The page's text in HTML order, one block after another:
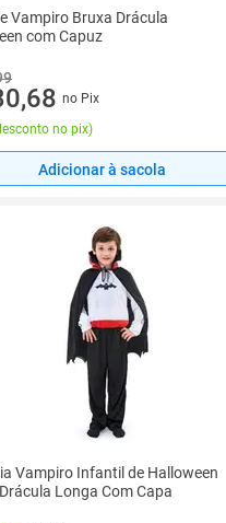
Vampiro Bruxa Drácula
com Capuz
no Pix
no pix)
Adicionar à sacola
Vampiro Infantil de Halloween
Longa Com Capa